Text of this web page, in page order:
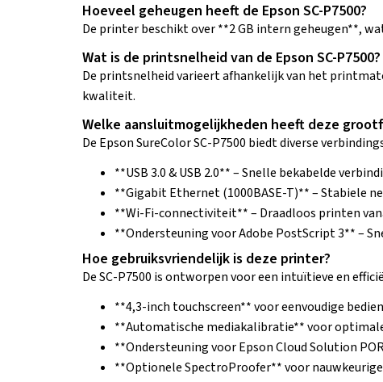
Hoeveel geheugen heeft de Epson SC-P7500?
De printer beschikt over **2 GB intern geheugen**,
Wat is de printsnelheid van de Epson SC-P7500?
De printsnelheid varieert afhankelijk van het
kwaliteit.
Welke aansluitmogelijkheden heeft deze
De Epson SureColor SC-P7500 biedt diverse
**USB 3.0 & USB 2.0** – Snelle bekabelde
**Gigabit Ethernet (1000BASE-T)** – Stabiele
**Wi-Fi-connectiviteit** – Draadloos printen
**Ondersteuning voor Adobe PostScript 3** –
Hoe gebruiksvriendelijk is deze printer?
De SC-P7500 is ontworpen voor een intuïtieve en
**4,3-inch touchscreen** voor eenvoudige
**Automatische mediakalibratie** voor
**Ondersteuning voor Epson Cloud Solution
**Optionele SpectroProofer** voor